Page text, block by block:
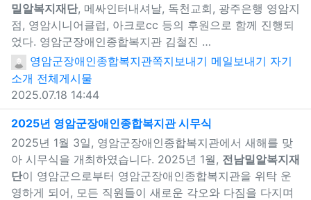
밀알복지재단, 메싸인터내셔날, 독천교회, 광주은행 영암지
점, 영암시니어클럽, 아크로cc 등의 후원으로 함께 진행되
었다. 영암군장애인종합복지관 김철진 …
영암군장애인종합복지관쪽지보내기 메일보내기 자기
소개 전체게시물
2025.07.18 14:44
2025년 영암군장애인종합복지관 시무식
2025년 1월 3일, 영암군장애인종합복지관에서 새해를 맞
아 시무식을 개최하였습니다. 2025년 1월, 전남밀알복지재
단이 영암군으로부터 영암군장애인종합복지관을 위탁 운
영하게 되어, 모든 직원들이 새로운 각오와 다짐을 다지며